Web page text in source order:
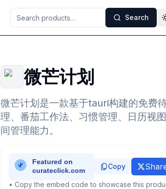
Search
微芒计划
微芒计划是一款基于tauri构建的免费
理、番茄工作法、习惯管理、日历视
间管理能力。
Copy
• Copy the embed code to showcase this